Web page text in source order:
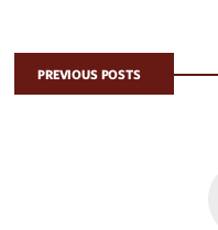
PREVIOUS POSTS